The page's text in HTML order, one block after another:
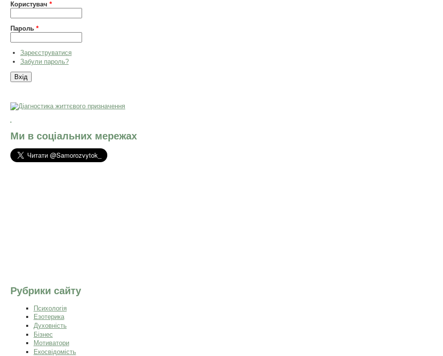
Користувач*
Пароль*
Зареєструватися
Забули пароль?
Ми в соціальних мережах
Рубрики сайту
Психологія
Езотерика
Духовність
Бізнес
Мотиватори
Екосвідомість